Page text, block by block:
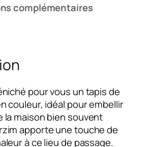
complémentaires
pour vous un tapis de
couleur, idéal pour embellir
la maison bien souvent
apporte une touche de
à ce lieu de passage.